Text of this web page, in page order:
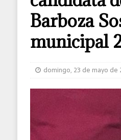
Barboza
municipal
domingo, 23 de mayo de